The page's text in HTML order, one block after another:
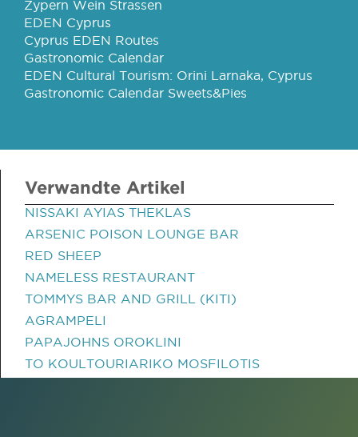
Zypern Wein Strassen
EDEN Cyprus
Cyprus EDEN Routes
Gastronomic Calendar
EDEN Cultural Tourism: Orini Larnaka, Cyprus
Gastronomic Calendar Sweets&Pies
Verwandte Artikel
NISSAKI AYIAS THEKLAS
ARSENIC POISON LOUNGE BAR
RED SHEEP
NAMELESS RESTAURANT
TOMMYS BAR AND GRILL (KITI)
AGRAMPELI
PAPAJOHNS OROKLINI
TO KOULTOURIARIKO MOSFILOTIS